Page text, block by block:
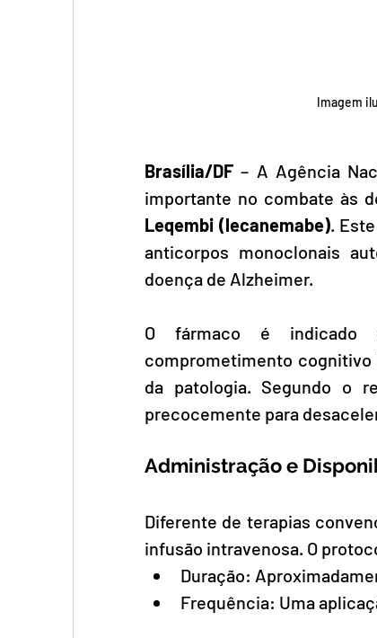
Imagem
Brasília/DF – A Agência
Leqembi (lecanemabe).
anticorpos monoclonais
doença de Alzheimer.
O fármaco é indicado
comprometimento
da patologia. Segundo o
precocemente para
Administração e
Diferente de terapias
infusão intravenosa. O
Duração:
Frequência: Uma